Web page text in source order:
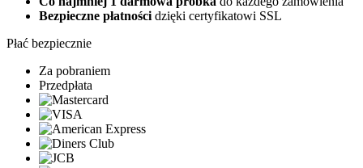
Bezpieczne płatności dzięki certyfikatowi SSL
Płać bezpiecznie
Za pobraniem
Przedpłata